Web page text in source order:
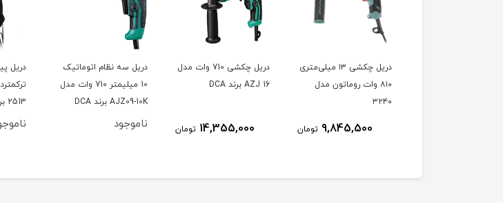
دریل چکشی ۱۳ میلی‌متری
۸۱۰ وات روماتون مدل
۳۲۴۰
9,845,500 تومان
دریل چکشی 710 وات مدل
AZJ 16 برند DCA
14,355,000 تومان
دریل سه نظام اتوماتیک
10 میلیمتر 710 وات مدل
AJZ09-10K برند DCA
ناموجود
دریل
2513 برند رونیکس